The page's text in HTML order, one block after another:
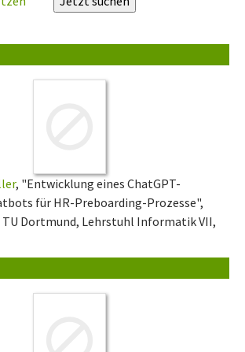
, "Entwicklung eines ChatGPT-
für HR-Preboarding-Prozesse",
Dortmund, Lehrstuhl Informatik VII,